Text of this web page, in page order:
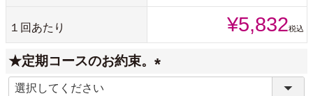
１回あたり ¥5,832税込
★定期コースのお約束。